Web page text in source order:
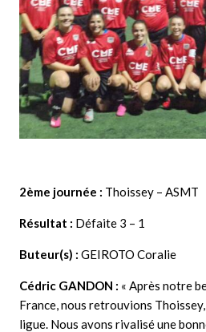
2ème journée : Thoissey – ASMT
Résultat : Défaite 3 – 1
Buteur(s) : GEIROTO Coralie
Cédric GANDON : « Après notre
France, nous retrouvions
ligue. Nous avons rivalisé une